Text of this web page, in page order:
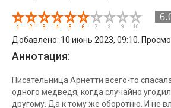
Добавлено: 10 июнь 2023, 09:10.
Аннотация:
Писательница Арнетти всего-то
одного медведя, когда случайно
другому. Да к тому же оборотню. И не